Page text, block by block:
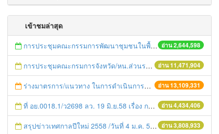
เข้าชมล่าสุด
อ่าน 2,644,598
การประชุมคณะกรรมการพัฒนาชุมชนในพื้นที่รอบโรงไฟฟ้า (คพรฟ.) ครั้งที่ 2/2558 กองทุนพัฒนาไฟฟ้าบริษัท โรจนะเพาเวอร์ จำกัด
อ่าน 11,471,904
การประชุมคณะกรมการจังหวัด/หน.ส่วนราชการประจำเดือน มิถุนายน 2558
อ่าน 13,109,331
ร่างมาตรการ/แนวทาง ในการดำเนินการประกอบการตรวจราชการแบบบูรณาการ
อ่าน 4,434,406
ที่ อย.0018.1/ว2698 ลว. 19 มิ.ย.58 เรื่อง การแก้ไขปัญหาหนี้สินให้แก่เกษตรกร
อ่าน 3,808,933
สรุปข่าวเทศกาลปีใหม่ 2558 /วันที่ 4 ม.ค. 58